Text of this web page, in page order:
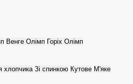
Венге Олімп Горіх Олімп
хлопчика Зі спинкою Кутове М'яке